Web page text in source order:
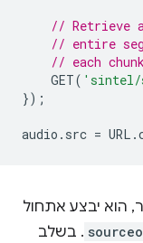
// Retrieve
// entire
// each
GET( 'sintel/
});
audio . src = URL .
הוא יבצע אתחול
. בשלב